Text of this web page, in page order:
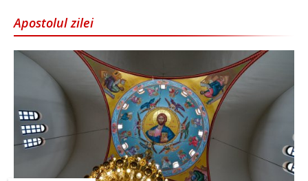
Apostolul zilei